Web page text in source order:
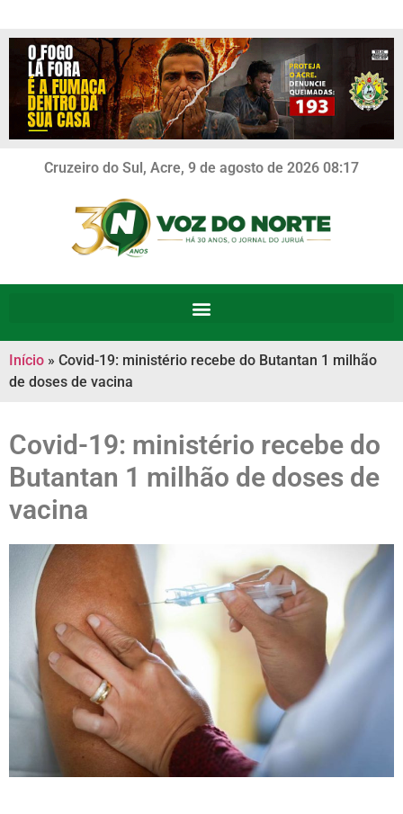
Cruzeiro do Sul, Acre, 9 de agosto de 2026 08:17
Início » Covid-19: ministério recebe do Butantan 1 milhão
de doses de vacina
Covid-19: ministério recebe do
Butantan 1 milhão de doses de
vacina